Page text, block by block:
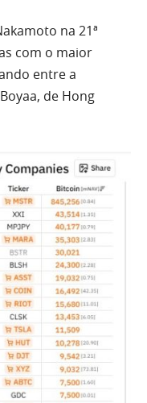
na 21ª
com o maior
entre a
de Hong